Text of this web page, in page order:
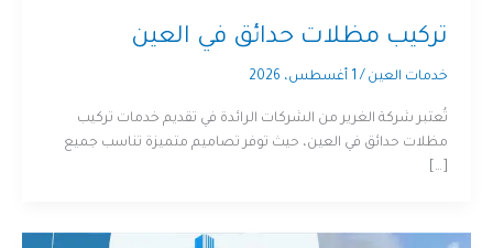
تركيب مظلات حدائق في العين
خدمات العين / 1 أغسطس، 2026
تُعتبر شركة الغرير من الشركات الرائدة في تقديم خدمات تركيب
مظلات حدائق في العين، حيث توفر تصاميم متميزة تناسب جميع
[…]